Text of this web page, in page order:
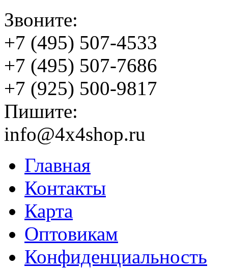
Звоните:
+7 (495) 507-4533
+7 (495) 507-7686
+7 (925) 500-9817
Пишите:
info@4x4shop.ru
Главная
Контакты
Карта
Оптовикам
Конфиденциальность